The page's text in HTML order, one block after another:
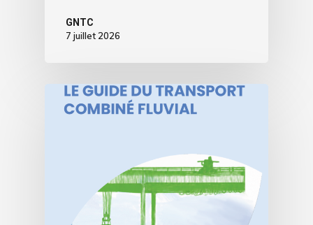
GNTC
7 juillet 2026